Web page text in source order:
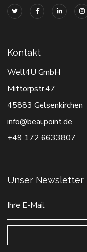
Kontakt
Well4U GmbH
Mittorpstr.47
45883 Gelsenkirchen
info@beaupoint.de
+49 172 6633807
Unser Newsletter